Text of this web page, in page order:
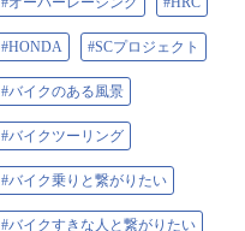
#HONDA #SCプロジェクト
#バイクのある風景
#バイクツーリング
#バイク乗りと繋がりたい
#バイクすきな人と繋がりたい